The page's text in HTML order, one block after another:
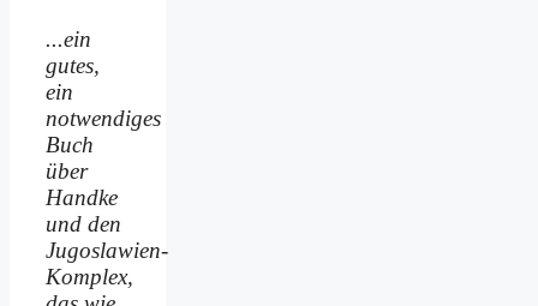
...ein
gutes,
ein
notwendiges
Buch
über
Handke
und den
Jugoslawien-
Komplex,